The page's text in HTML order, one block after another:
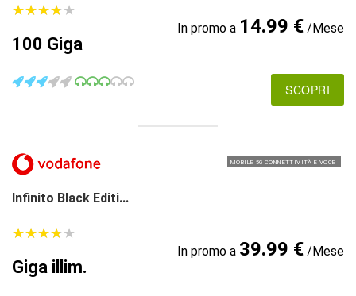
★★★★★
★★★★★
100 Giga
In promo a 14.99 €/Mese
SCOPRI
MOBILE 5G CONNETTIVITÀ E VOCE
Infinito Black Editi...
★★★★★
★★★★★
Giga illim.
In promo a 39.99 €/Mese